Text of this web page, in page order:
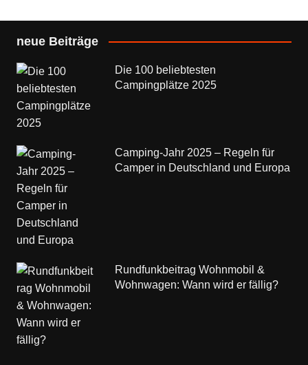
neue Beiträge
Die 100 beliebtesten
Campingplätze 2025
Camping-Jahr 2025 – Regeln für
Camper in Deutschland und Europa
Rundfunkbeitrag Wohnmobil &
Wohnwagen: Wann wird er fällig?